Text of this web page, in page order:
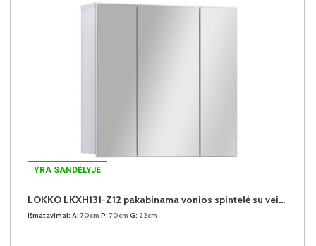
YRA SANDĖLYJE
LOKKO LKXH131-Z12 pakabinama vonios spintelė su veidrodžiu
Išmatavimai: A: 70cm P: 70cm G: 22cm